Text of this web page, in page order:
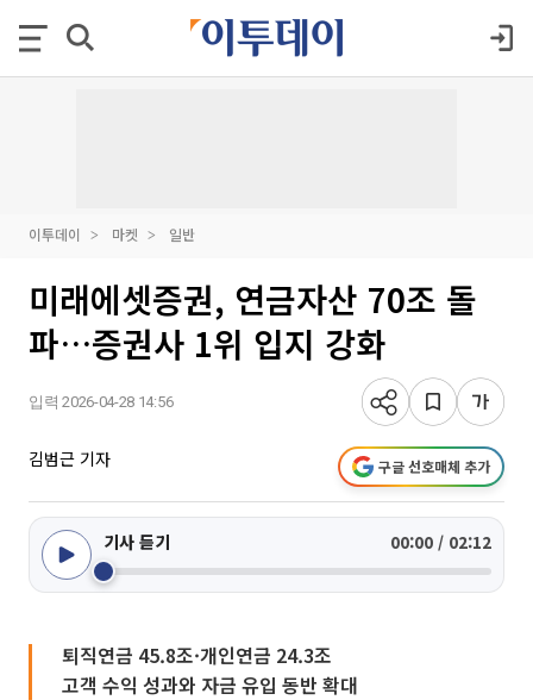
이투데이 마켓 일반
미래에셋증권, 연금자산 70조 돌
파…증권사 1위 입지 강화
입력 2026-04-28 14:56
김범근 기자 구글 선호매체 추가
기사 듣기 00:00 / 02:12
퇴직연금 45.8조·개인연금 24.3조
고객 수익 성과와 자금 유입 동반 확대